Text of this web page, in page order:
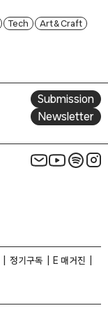
Tech Art & Craft
Submission
Newsletter
정기구독
E 매거진